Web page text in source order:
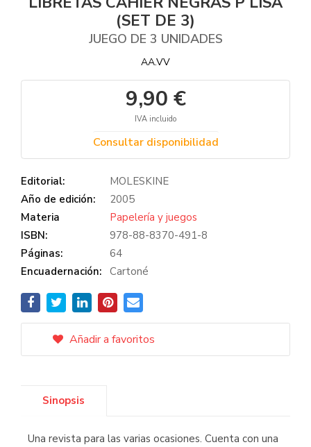
(SET DE 3)
JUEGO DE 3 UNIDADES
AA.VV
9,90 €
IVA incluido
Consultar disponibilidad
Editorial:
MOLESKINE
Año de edición:
2005
Materia
Papelería y juegos
ISBN:
978-88-8370-491-8
Páginas:
64
Encuadernación: Cartoné
Añadir a favoritos
Sinopsis
Una revista para las varias ocasiones. Cuenta con una